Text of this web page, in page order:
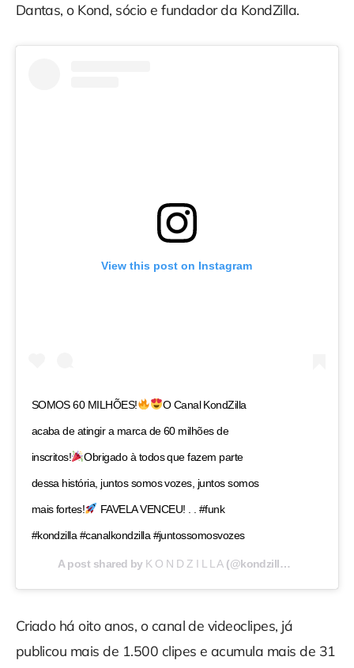
Dantas, o Kond, sócio e fundador da KondZilla.
View this post on Instagram
SOMOS 60 MILHÕES! O Canal KondZilla
acaba de atingir a marca de 60 milhões de
inscritos! Obrigado à todos que fazem parte
dessa história, juntos somos vozes, juntos somos
mais fortes! FAVELA VENCEU! . . #funk
#kondzilla #canalkondzilla #juntossomosvozes
A post shared by K O N D Z I L L A(@kondzilla) on
Criado há oito anos, o canal de videoclipes, já
publicou mais de 1.500 clipes e acumula mais de 31